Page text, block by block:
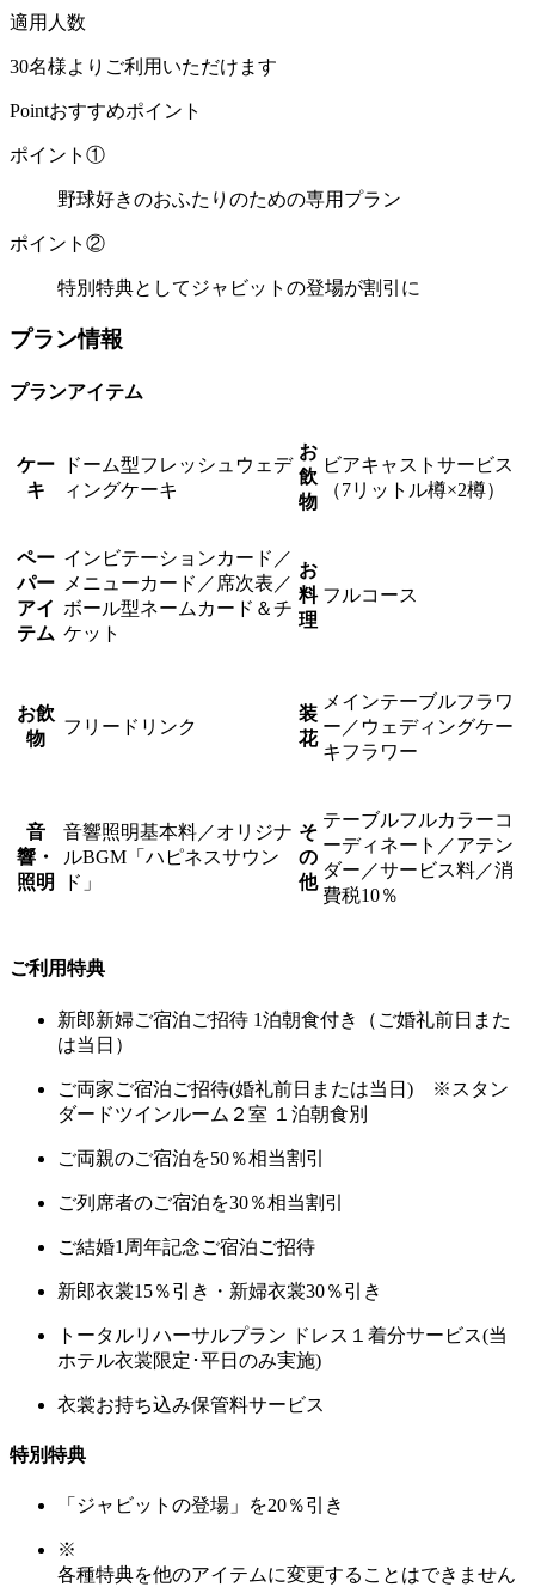
適用人数
30名様よりご利用いただけます
Pointおすすめポイント
ポイント①
野球好きのおふたりのための専用プラン
ポイント②
特別特典としてジャビットの登場が割引に
プラン情報
プランアイテム
ケー
キ
ドーム型フレッシュウェデ
ィングケーキ
お
飲
物
ビアキャストサービス
（7リットル樽×2樽）
ペー
パー
アイ
テム
インビテーションカード／
メニューカード／席次表／
ボール型ネームカード＆チ
ケット
お
料
理
フルコース
お飲
物
フリードリンク
装
花
メインテーブルフラワ
ー／ウェディングケー
キフラワー
音
響・
照明
音響照明基本料／オリジナ
ルBGM「ハピネスサウン
ド」
そ
の
他
テーブルフルカラーコ
ーディネート／アテン
ダー／サービス料／消
費税10％
ご利用特典
新郎新婦ご宿泊ご招待 1泊朝食付き（ご婚礼前日また
は当日）
ご両家ご宿泊ご招待(婚礼前日または当日) ※スタン
ダードツインルーム２室 １泊朝食別
ご両親のご宿泊を50％相当割引
ご列席者のご宿泊を30％相当割引
ご結婚1周年記念ご宿泊ご招待
新郎衣裳15％引き・新婦衣裳30％引き
トータルリハーサルプラン ドレス１着分サービス(当
ホテル衣裳限定･平日のみ実施)
衣裳お持ち込み保管料サービス
特別特典
「ジャビットの登場」を20％引き
※
各種特典を他のアイテムに変更することはできません